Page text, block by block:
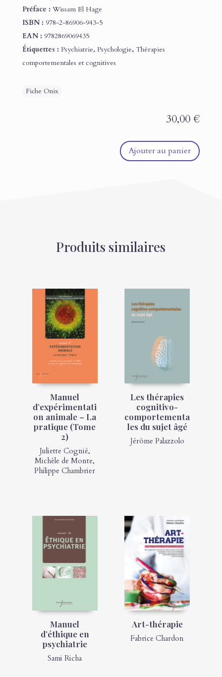
Préface : Wissam El Hage
ISBN : 978-2-86906-943-5
EAN : 9782869069435
Étiquettes : Psychiatrie, Psychologie, Thérapies
comportementales et cognitives
30,00€
Ajouter au panier
Produits similaires
Manuel
d’expérimentati
on animale – La
pratique (Tome
2)
Juliette Cognié,
Michèle de Monte,
Philippe Chambrier
Les thérapies
cognitivo-
comportementa
les du sujet âgé
Jérôme Palazzolo
Manuel
d’éthique en
psychiatrie
Sami Richa
Art-thérapie
Fabrice Chardon